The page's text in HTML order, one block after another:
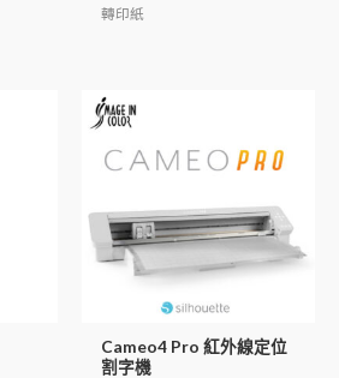
轉印紙
Cameo4 Pro 紅外線定位
割字機